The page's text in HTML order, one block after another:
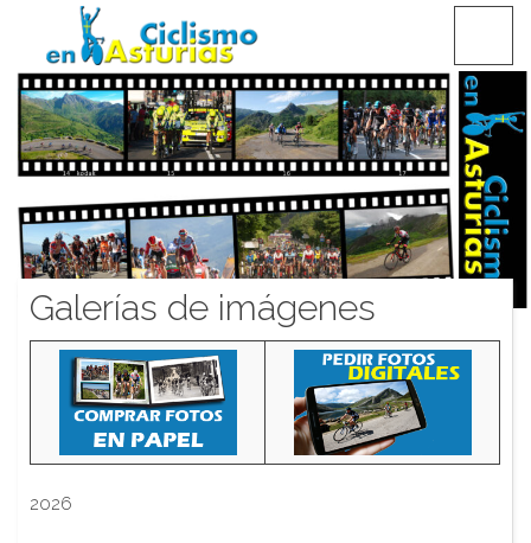
CICLISMO EN ASTURIAS
Galerías de imágenes
2026